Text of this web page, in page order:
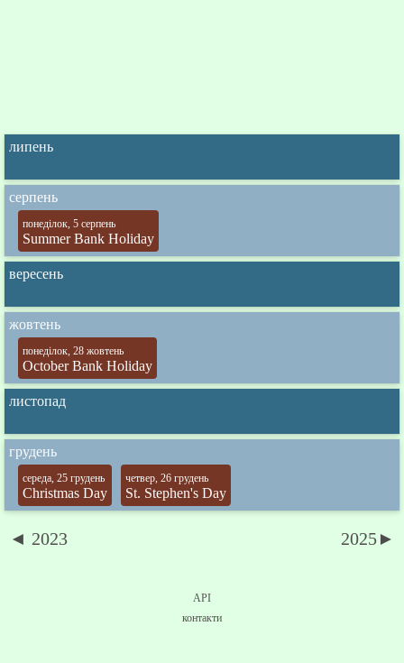
липень
серпень
понеділок, 5 серпень
Summer Bank Holiday
вересень
жовтень
понеділок, 28 жовтень
October Bank Holiday
листопад
грудень
середа, 25 грудень
Christmas Day
четвер, 26 грудень
St. Stephen's Day
◄ 2023 2025►
API
контакти